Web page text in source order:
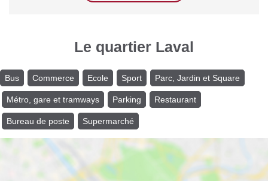
Le quartier Laval
Bus Commerce Ecole Sport Parc, Jardin et Square
Métro, gare et tramways Parking Restaurant
Bureau de poste Supermarché